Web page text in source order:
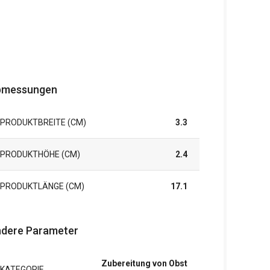
PRODUKTBREITE (CM) 3.3
PRODUKTHÖHE (CM) 2.4
PRODUKTLÄNGE (CM) 17.1
Parameter
Zubereitung von Obst